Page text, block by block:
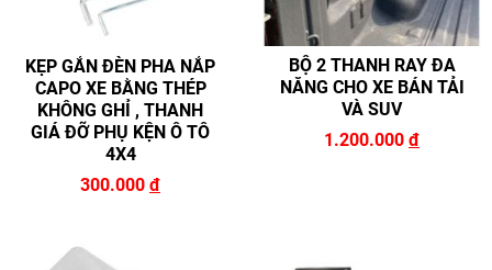
KẸP GẮN ĐÈN PHA NẮP
CAPO XE BẰNG THÉP
KHÔNG GHỈ , THANH
GIÁ ĐỠ PHỤ KỆN Ô TÔ
4X4
300.000 đ
BỘ 2 THANH RAY ĐA
NĂNG CHO XE BÁN TẢI
VÀ SUV
1.200.000 đ